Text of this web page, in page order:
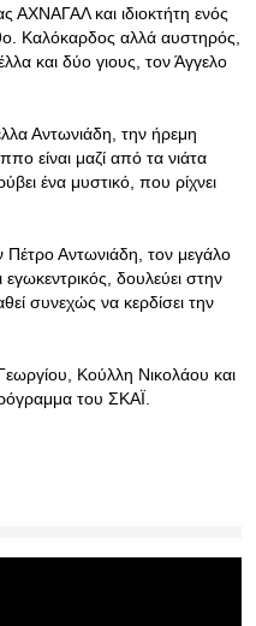
ΑΧΝΑΓΑΛ και ιδιοκτήτη ενός
Καλόκαρδος αλλά αυστηρός,
και δύο γιους, τον Άγγελο
Αντωνιάδη, την ήρεμη
είναι μαζί από τα νιάτα
ένα μυστικό, που ρίχνει
Πέτρο Αντωνιάδη, τον μεγάλο
δουλεύει στην
συνεχώς να κερδίσει την
Κούλλη Νικολάου και
του ΣΚΑΪ.